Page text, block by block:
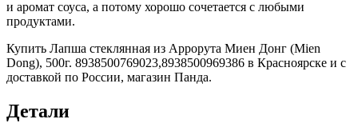
и аромат соуса, а потому хорошо сочетается с любыми
продуктами.
Купить Лапша стеклянная из Аррорута Миен Донг (Mien
Dong), 500г. 8938500769023,8938500969386 в Красноярске и с
доставкой по России, магазин Панда.
Детали